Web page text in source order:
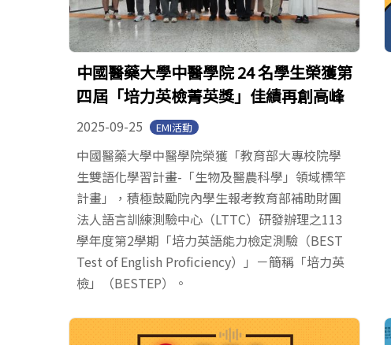
中國醫藥大學中醫學院 24 名學生榮獲第
四屆「培力英檢菁英獎」佳績再創高峰
2025-09-25 EMI活動
中國醫藥大學中醫學院榮獲「教育部大專校院學
生雙語化學習計畫-「生物及醫農科學」領域標竿
計畫」，積極鼓勵院內學生報考教育部補助財團
法人語言訓練測驗中心（LTTC）研發辦理之113
學年度第2學期「培力英語能力檢定測驗（BEST
Test of English Proficiency）」－簡稱「培力英
檢」（BESTEP）。